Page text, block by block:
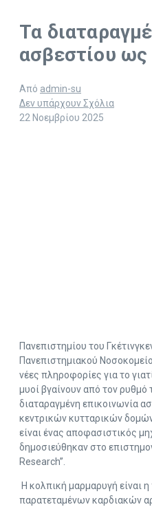
Τα
ασβεστίου ως
Από admin-su
Δεν υπάρχουν Σχόλια
22 Νοεμβρίου 2025
Πανεπιστημίου του
Πανεπιστημιακού
νέες πληροφορίες για το
μυοί βγαίνουν από τον
διαταραγμένη επικοινωνία
κεντρικών κυτταρικών
είναι ένας αποφασιστικός
δημοσιεύθηκαν στο
Research”.
Η κολπική μαρμαρυγή είναι
παρατεταμένων καρδιακών